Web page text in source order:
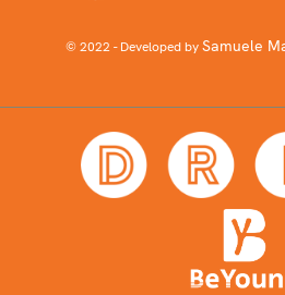
© 2022 - Developed bySamuele